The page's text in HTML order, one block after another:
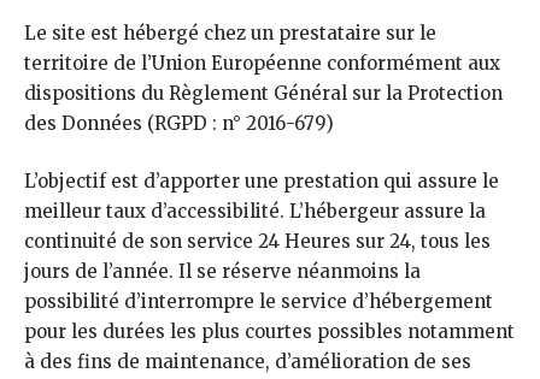
Le site est hébergé chez un prestataire sur le
territoire de l’Union Européenne conformément aux
dispositions du Règlement Général sur la Protection
des Données (RGPD : n° 2016-679)
L’objectif est d’apporter une prestation qui assure le
meilleur taux d’accessibilité. L’hébergeur assure la
continuité de son service 24 Heures sur 24, tous les
jours de l’année. Il se réserve néanmoins la
possibilité d’interrompre le service d’hébergement
pour les durées les plus courtes possibles notamment
à des fins de maintenance, d’amélioration de ses